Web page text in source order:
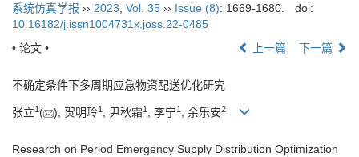
系统仿真学报 ›› 2023 Vol. 35 ›› Issue (8): 1669-1680.
doi:
10.16182/j.issn1004731x.joss.22-0485
• 论文 • 上一篇 下一篇
不确定条件下多周期应急物资配送优化研究
张立1 ( ), 贺明玲1 , 尹秋霜1 , 李宁1 , 余乐安2
Research on Period Emergency Supply Distribution Optimization